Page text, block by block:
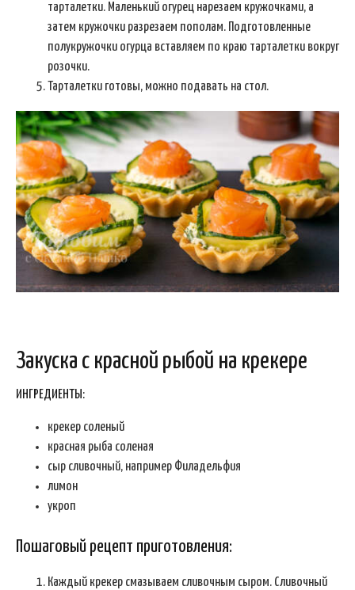
тарталетки. Маленький огурец нарезаем кружочками, а
затем кружочки разрезаем пополам. Подготовленные
полукружочки огурца вставляем по краю тарталетки вокруг
розочки.
Тарталетки готовы, можно подавать на стол.
Закуска с красной рыбой на крекере
ИНГРЕДИЕНТЫ:
крекер соленый
красная рыба соленая
сыр сливочный, например Филадельфия
лимон
укроп
Пошаговый рецепт приготовления:
Каждый крекер смазываем сливочным сыром. Сливочный